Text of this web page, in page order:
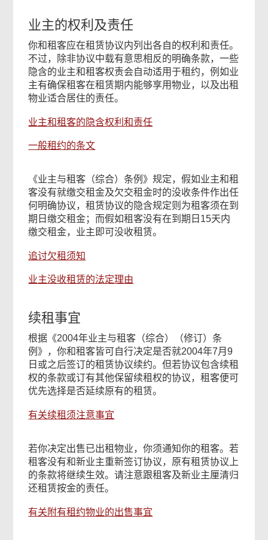
业主的权利及责任
你和租客应在租赁协议内列出各自的权利和责任。
不过，除非协议中载有意思相反的明确条款，一些
隐含的业主和租客权责会自动适用于租约，例如业
主有确保租客在租赁期内能够享用物业，以及出租
物业适合居住的责任。
业主和租客的隐含权利和责任
一般租约的条文
《业主与租客（综合）条例》规定，假如业主和租
客没有就缴交租金及欠交租金时的没收条件作出任
何明确协议，租赁协议的隐含规定则为租客须在到
期日缴交租金；而假如租客没有在到期日15天内
缴交租金，业主即可没收租赁。
追讨欠租须知
业主没收租赁的法定理由
续租事宜
根据《2004年业主与租客（综合）（修订）条
例》，你和租客皆可自行决定是否就2004年7月9
日或之后签订的租赁协议续约。但若协议包含续租
权的条款或订有其他保留续租权的协议，租客便可
优先选择是否延续原有的租赁。
有关续租须注意事宜
若你决定出售已出租物业，你须通知你的租客。若
租客没有和新业主重新签订协议，原有租赁协议上
的条款将继续生效。请注意跟租客及新业主厘清归
还租赁按金的责任。
有关附有租约物业的出售事宜